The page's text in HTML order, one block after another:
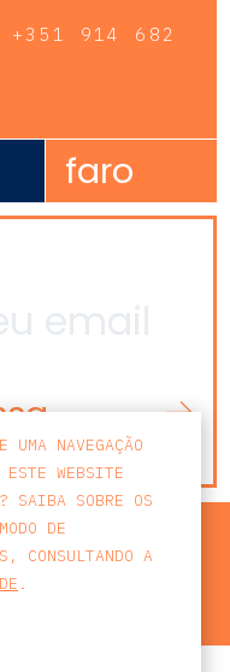
914 682
faro
UMA NAVEGAÇÃO
WEBSITE
SAIBA SOBRE OS
DE
CONSULTANDO A
.